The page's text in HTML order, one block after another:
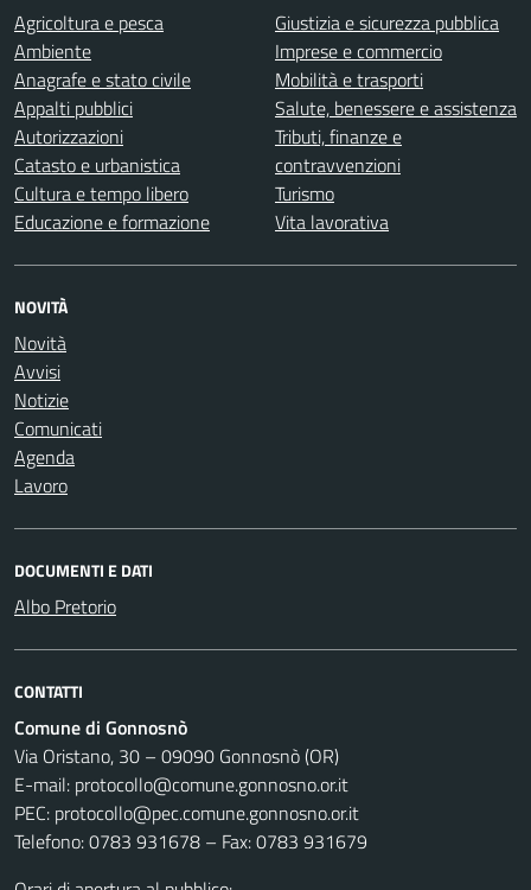
Agricoltura e pesca
Ambiente
Anagrafe e stato civile
Appalti pubblici
Autorizzazioni
Catasto e urbanistica
Cultura e tempo libero
Educazione e formazione
Giustizia e sicurezza pubblica
Imprese e commercio
Mobilità e trasporti
Salute, benessere e assistenza
Tributi, finanze e
contravvenzioni
Turismo
Vita lavorativa
NOVITÀ
Novità
Avvisi
Notizie
Comunicati
Agenda
Lavoro
DOCUMENTI E DATI
Albo Pretorio
CONTATTI
Comune di Gonnosnò
Via Oristano, 30 – 09090 Gonnosnò (OR)
E-mail: protocollo@comune.gonnosno.or.it
PEC: protocollo@pec.comune.gonnosno.or.it
Telefono: 0783 931678 – Fax: 0783 931679